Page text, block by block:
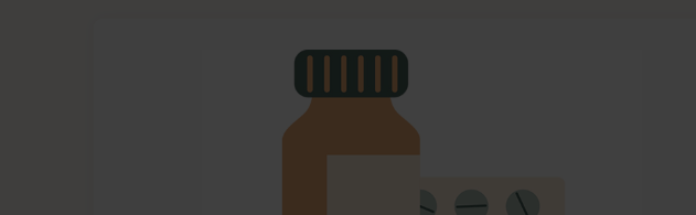
Lista: . Innehåller 1 objekt.